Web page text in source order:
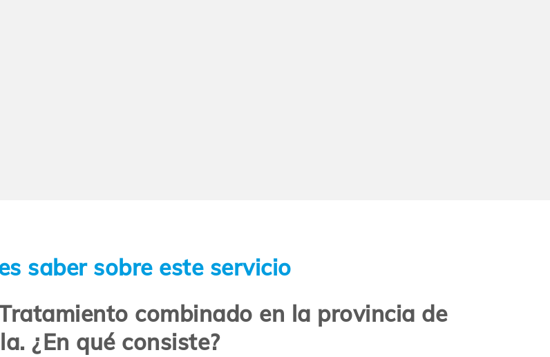
saber sobre este servicio
combinado en la provincia de
¿En qué consiste?